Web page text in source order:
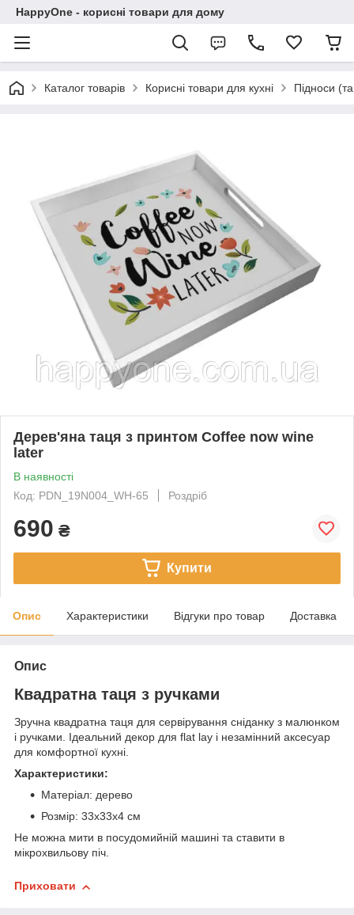
HappyOne - корисні товари для дому
Каталог товарів Корисні товари для кухні Підноси
Дерев'яна таця з принтом Coffee now wine
later
В наявності
Код: PDN_19N004_WH-65
Роздріб
690 ₴
Купити
Опис Характеристики Відгуки про товар Доставка
Опис
Квадратна таця з ручками
Зручна квадратна таця для сервірування сніданку з малюнком
і ручками. Ідеальний декор для flat lay і незамінний аксесуар
для комфортної кухні.
Характеристики:
Матеріал: дерево
Розмір: 33х33х4 см
Не можна мити в посудомийній машині та ставити в
мікрохвильову піч.
Приховати